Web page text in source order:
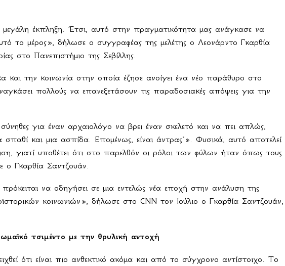
έκπληξη. Έτσι, αυτό στην πραγματικότητα μας ανάγκασε να
το μέρος», δήλωσε ο συγγραφέας της μελέτης ο Λεονάρντο Γκαρθία
στο Πανεπιστήμιο της Σεβίλλης.
και την κοινωνία στην οποία έζησε ανοίγει ένα νέο παράθυρο στο
πολλούς να επανεξετάσουν τις παραδοσιακές απόψεις για την
για έναν αρχαιολόγο να βρει έναν σκελετό και να πει απλώς,
σπαθί και μια ασπίδα. Επομένως, είναι άντρας"». Φυσικά, αυτό αποτελεί
γιατί υποθέτει ότι στο παρελθόν οι ρόλοι των φύλων ήταν όπως τους
ο Γκαρθία Σαντζουάν.
πρόκειται να οδηγήσει σε μια εντελώς νέα εποχή στην ανάλυση της
κοινωνιών», δήλωσε στο CNN τον Ιούλιο ο Γκαρθία Σαντζουάν,
τσιμέντο με την θρυλική αντοχή
ότι είναι πιο ανθεκτικό ακόμα και από το σύγχρονο αντίστοιχο. Το